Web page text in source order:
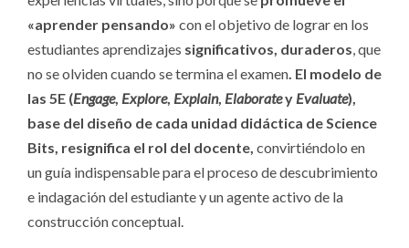
«aprender pensando» con el objetivo de lograr en los
estudiantes aprendizajes significativos, duraderos, que
no se olviden cuando se termina el examen. El modelo de
las 5E (Engage, Explore, Explain, Elaboratey Evaluate),
base del diseño de cada unidad didáctica de Science
Bits, resignifica el rol del docente, convirtiéndolo en
un guía indispensable para el proceso de descubrimiento
e indagación del estudiante y un agente activo de la
construcción conceptual.